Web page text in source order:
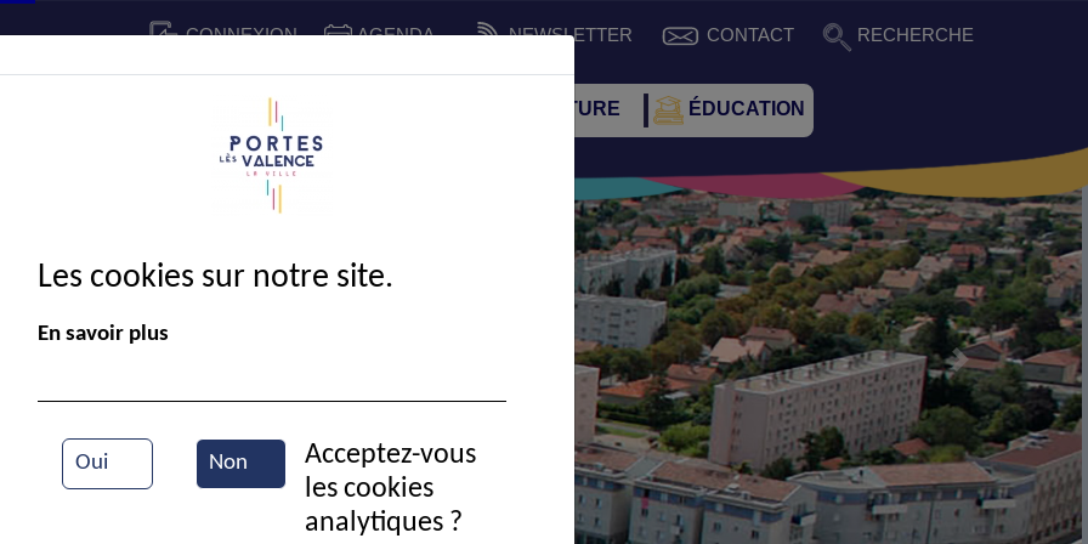
CONNEXION AGENDA NEWSLETTER CONTACT RECHERCHE
CADRE DE VIE SPORT ET CULTURE ÉDUCATION
La mairie de Portes-lès-Valence
Suivant
Les cookies sur notre site.
En savoir plus
Oui Non
Acceptez-vous
les cookies
analytiques ?